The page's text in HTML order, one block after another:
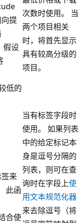
提
假设
低的
次数时使用。 当
两个项目相关
时，将首先显示
具有较高分级的
项目。
来
此函
合使
当有标签字段时
使用。 如果列表
中的给定标记本
身是逗号分隔的
列表，则可在查
询时在字段上使
用文本规范化器
来去除逗号（将